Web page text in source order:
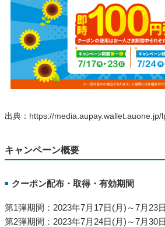
出典：https://
キャンペーン概要
■ クーポン配布・取得・有効期間
第1弾期間：2023年7月17日(月)～7月23
第2弾期間：2023年7月24日(月)～7月30